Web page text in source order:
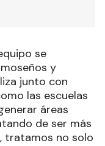
se
y
junto con
las escuelas
áreas
de ser más
tratamos no solo